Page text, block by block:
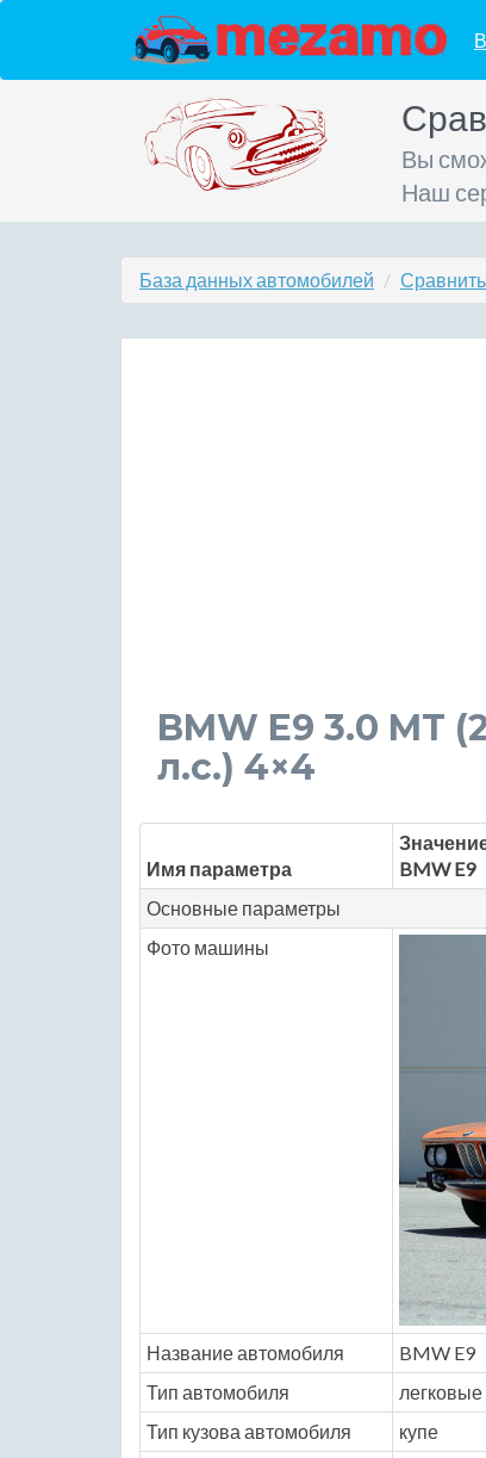
Вы
Наш
База данных автомобилей
BMW E9 3.0 MT
л.с.) 4×4
Имя параметра
BMW E9
Основные параметры
Фото машины
Название автомобиля BMW E9
Тип автомобиля
легковые
Тип кузова автомобиля
купе